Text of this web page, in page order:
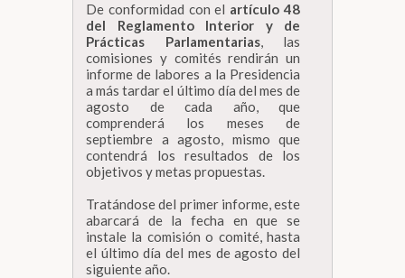
De conformidad con el artículo 48
del Reglamento Interior y de
Prácticas Parlamentarias, las
comisiones y comités rendirán un
informe de labores a la Presidencia
a más tardar el último día del mes de
agosto de cada año, que
comprenderá los meses de
septiembre a agosto, mismo que
contendrá los resultados de los
objetivos y metas propuestas.
Tratándose del primer informe, este
abarcará de la fecha en que se
instale la comisión o comité, hasta
el último día del mes de agosto del
siguiente año.